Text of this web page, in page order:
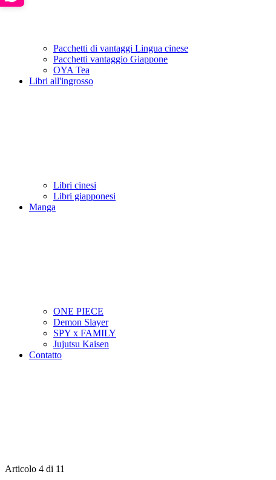
Pacchetti di vantaggi Lingua cinese
Pacchetti vantaggio Giappone
OYA Tea
Libri all'ingrosso
Libri cinesi
Libri giapponesi
Manga
ONE PIECE
Demon Slayer
SPY x FAMILY
Jujutsu Kaisen
Contatto
Articolo 4 di 11